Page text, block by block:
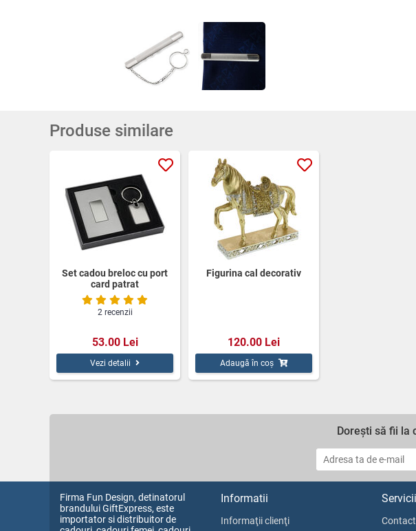
Produse similare
Set cadou breloc cu port
card patrat
2 recenzii
53.00 Lei
Vezi detalii
Figurina cal decorativ
120.00 Lei
Adaugă în coș
Dorești să fii la
Firma Fun Design, detinatorul
brandului GiftExpress, este
importator si distribuitor de
Informatii
Informaţii clienţi Contact